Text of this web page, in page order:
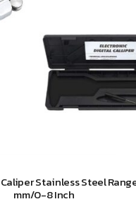
Stainless Steel
mm/0-8 Inch